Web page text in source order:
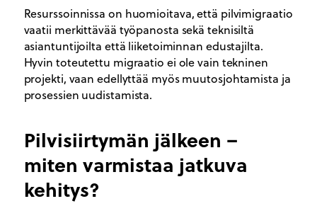
Resurssoinnissa on huomioitava, että pilvimigraatio
vaatii merkittävää työpanosta sekä teknisiltä
asiantuntijoilta että liiketoiminnan edustajilta.
Hyvin toteutettu migraatio ei ole vain tekninen
projekti, vaan edellyttää myös muutosjohtamista ja
prosessien uudistamista.
Pilvisiirtymän jälkeen –
miten varmistaa jatkuva
kehitys?